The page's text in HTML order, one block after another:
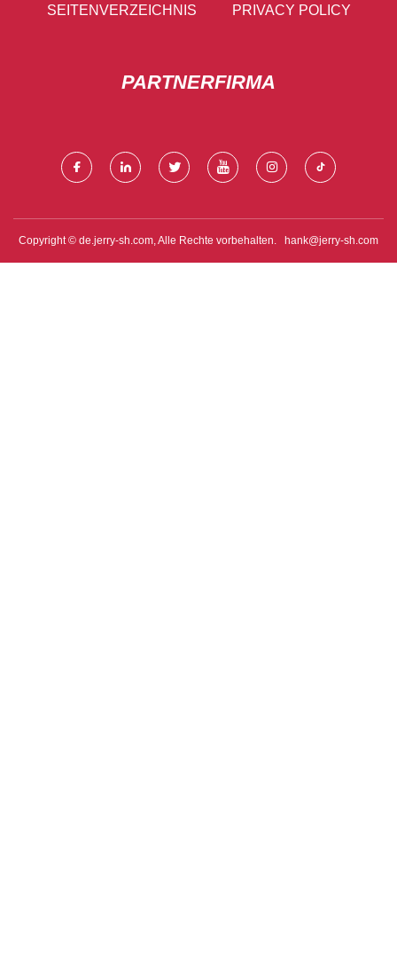
SEITENVERZEICHNIS PRIVACY POLICY
PARTNERFIRMA
Copyright © de.jerry-sh.com, Alle Rechte vorbehalten. hank@jerry-sh.com